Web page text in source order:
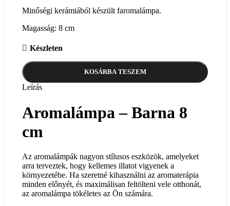
Minőségi kerámiából készült faromalámpa.
Magasság: 8 cm
Készleten
KOSÁRBA TESZEM
Leírás
Aromalámpa – Barna 8
cm
Az aromalámpák nagyon stílusos eszközök, amelyeket
arra terveztek, hogy kellemes illatot vigyenek a
környezetébe. Ha szeretné kihasználni az aromaterápia
minden előnyét, és maximálisan feltölteni vele otthonát,
az aromalámpa tökéletes az Ön számára.